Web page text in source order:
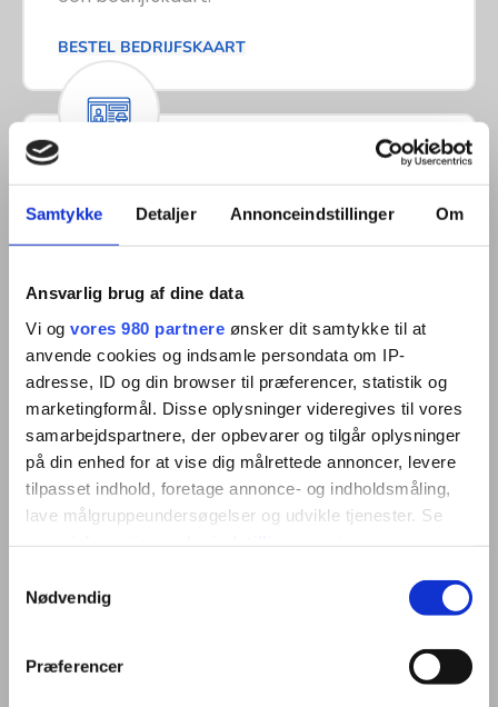
Samtykke Detaljer Annonceindstillinger Om
Ansvarlig brug af dine data
Vi og vores 980 partnere ønsker dit samtykke til at
anvende cookies og indsamle persondata om IP-
adresse, ID og din browser til præferencer, statistik og
marketingformål. Disse oplysninger videregives til vores
samarbejdspartnere, der opbevarer og tilgår oplysninger
på din enhed for at vise dig målrettede annoncer, levere
tilpasset indhold, foretage annonce- og indholdsmåling,
lave målgruppeundersøgelser og udvikle tjenester. Se
tilbage eller ændre indstillinger fra vores
"Cookiedeklaration", eller ved at trykke på "Privacy
Nødvendig
Præferencer
BESTEL BEDRIJFSKAART
Werkplaatskaart
Werkplaatsen die tachografen
onderhouden, moeten een
werkplaatskaart hebben die is afgegeven
aan de werkplaats en de monteur die het
werk uitvoert en daarvoor is opgeleid. Dit
zijn erkende installateurs, werkplaatsen of
voertuigfabrikanten. Werkplaatskaarten
agentschap voor verkeersveiligheid via
Zelfde plaats voor vernieuwing van